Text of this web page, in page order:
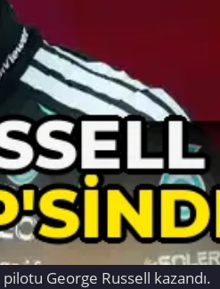
George Russell kazandı.